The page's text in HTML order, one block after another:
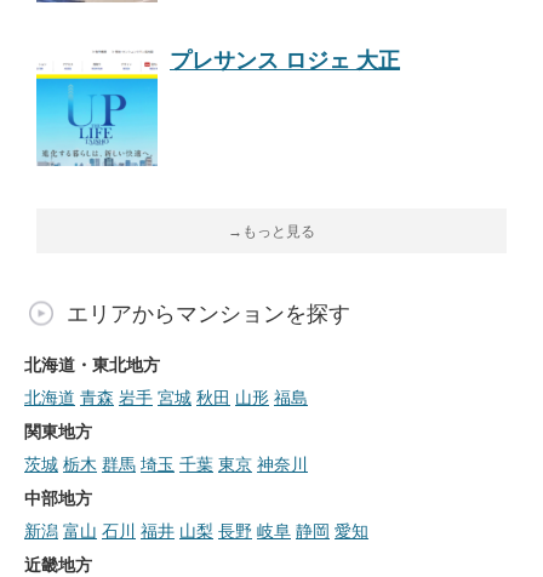
プレサンス ロジェ 大正
→もっと見る
エリアからマンションを探す
北海道・東北地方
北海道 青森 岩手 宮城 秋田 山形 福島
関東地方
茨城 栃木 群馬 埼玉 千葉 東京 神奈川
中部地方
新潟 富山 石川 福井 山梨 長野 岐阜 静岡 愛知
近畿地方